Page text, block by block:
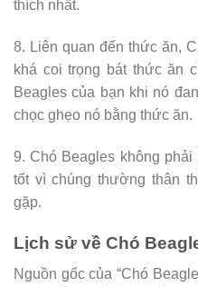
thích nhất.
8. Liên quan đến thức ăn,
khá coi trọng bát thức ăn
Beagles của bạn khi nó
chọc ghẹo nó bằng thức ăn.
9. Chó Beagles không
tốt vì chúng thường thân
gặp.
Lịch sử về Chó
Nguồn gốc của “Chó